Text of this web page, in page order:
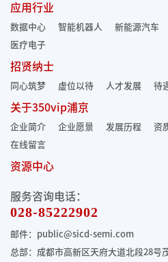
应用行业
数据中心 智能机器人 新能源汽车
医疗电子
招贤纳士
同心筑梦 虚位以待 人才发展 待
关于350vip浦京
企业简介 企业愿景 发展历程 资
在线留言
资源中心
服务咨询电话：
028-85222902
邮件：public@sicd-semi.com
总部：成都市高新区天府大道北段28号